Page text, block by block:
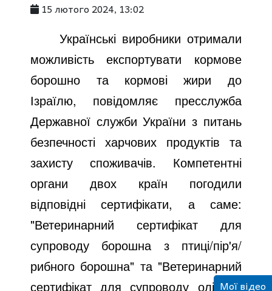
15 лютого 2024, 13:02
Українські виробники отримали
можливість експортувати кормове
борошно та кормові жири до
Ізраїлю, повідомляє пресслужба
Державної служби України з питань
безпечності харчових продуктів та
захисту споживачів. Компетентні
органи двох країн погодили
відповідні сертифікати, а саме:
"Ветеринарний сертифікат для
супроводу борошна з птиці/пір'я/
рибного борошна" та "Ветеринарний
сертифікат для супроводу олій таМої відео